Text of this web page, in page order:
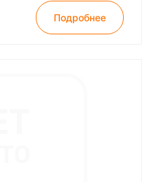
Подробнее